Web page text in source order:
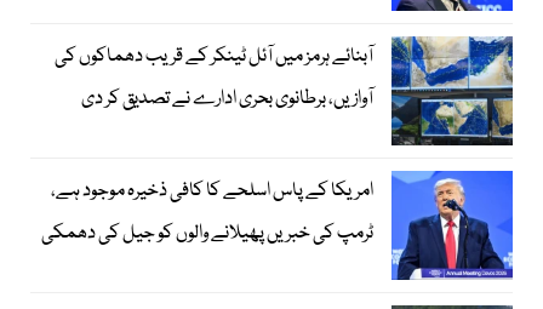
آبنائے ہرمز میں آئل ٹینکر کے قریب دھماکوں کی
آوازیں، برطانوی بحری ادارے نے تصدیق کر دی
امریکا کے پاس اسلحے کا کافی ذخیرہ موجود ہے،
ٹرمپ کی خبریں پھیلانے والوں کو جیل کی دھمکی